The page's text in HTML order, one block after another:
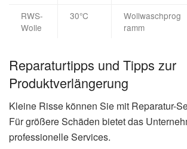
RWS-
Wolle
30°C
Wollwaschprog
ramm
Reparaturtipps und Tipps zur
Produktverlängerung
Kleine Risse können Sie mit Reparatur-
Für größere Schäden bietet das
professionelle Services.